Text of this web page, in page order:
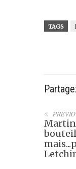
TAGS